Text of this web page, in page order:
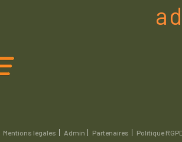
Mentions légales Admin Partenaires Politique